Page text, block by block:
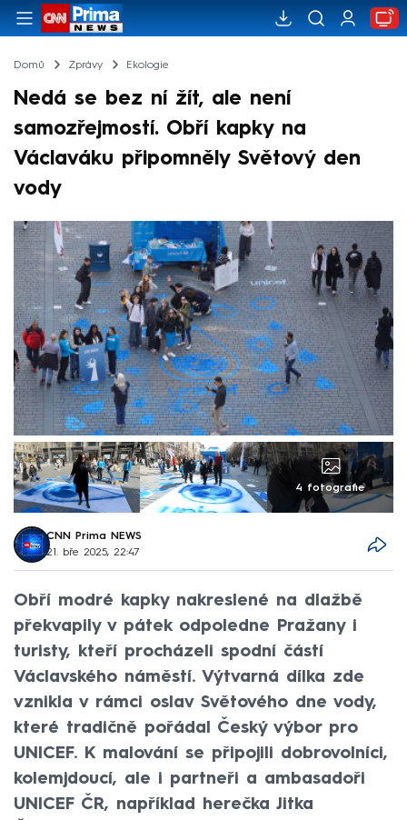
Domů Zprávy Ekologie
Nedá se bez ní žít, ale není
samozřejmostí. Obří kapky na
Václaváku připomněly Světový den
vody
4 fotografie
CNN Prima NEWS
21. bře 2025, 22:47
Obří modré kapky nakreslené na dlažbě
překvapily v pátek odpoledne Pražany i
turisty, kteří procházeli spodní částí
Václavského náměstí. Výtvarná dílka zde
vznikla v rámci oslav Světového dne vody,
které tradičně pořádal Český výbor pro
UNICEF. K malování se připojili dobrovolníci,
kolemjdoucí, ale i partneři a ambasadoři
UNICEF ČR, například herečka Jitka